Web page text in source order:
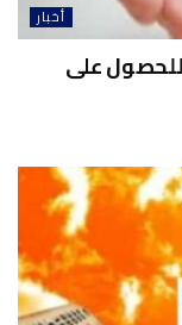
أخبار
على